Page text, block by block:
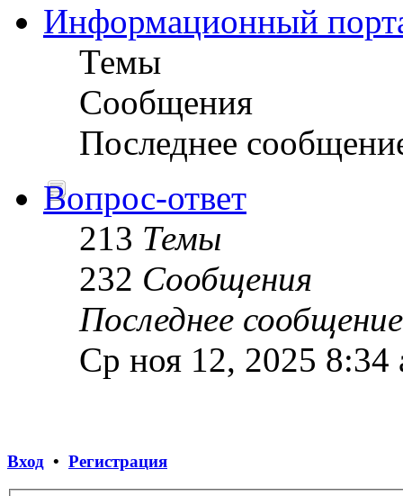
Информационный
Темы
Сообщения
Последнее
Вопрос-ответ
213 Темы
232 Сообщения
Последнее сообщение
Ср ноя 12, 2025 8:34
Вход • Регистрация